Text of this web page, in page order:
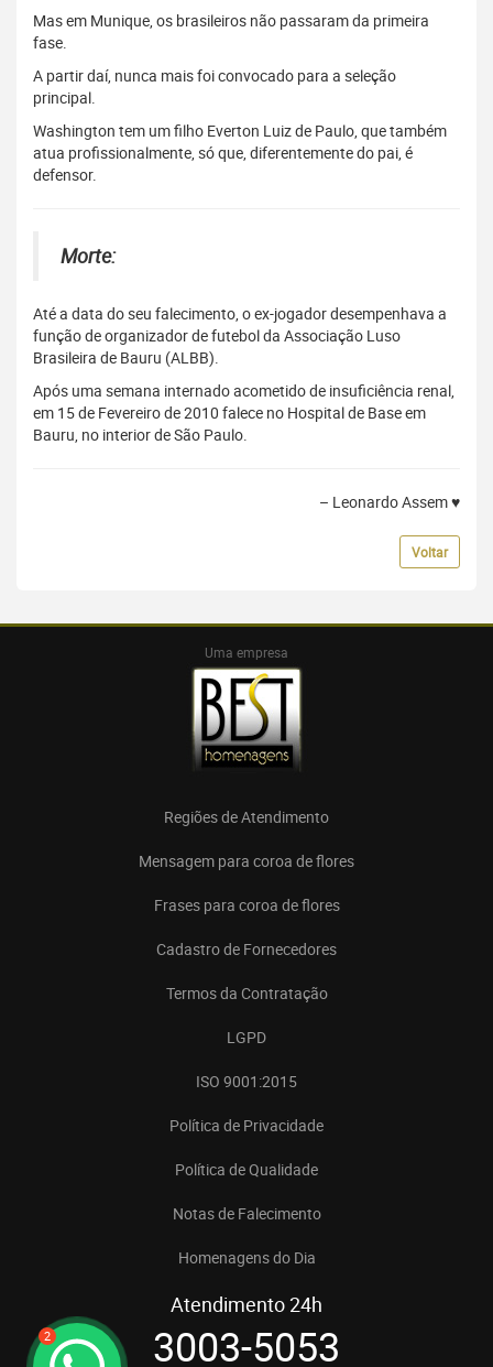
2
Mas em Munique, os brasileiros não passaram da primeira
fase.
A partir daí, nunca mais foi convocado para a seleção
principal.
Washington tem um filho Everton Luiz de Paulo, que também
atua profissionalmente, só que, diferentemente do pai, é
defensor.
Morte:
Até a data do seu falecimento, o ex-jogador desempenhava a
função de organizador de futebol da Associação Luso
Brasileira de Bauru (ALBB).
Após uma semana internado acometido de insuficiência renal,
em 15 de Fevereiro de 2010 falece no Hospital de Base em
Bauru, no interior de São Paulo.
– Leonardo Assem ♥
Voltar
Uma empresa
Regiões de Atendimento
Mensagem para coroa de flores
Frases para coroa de flores
Cadastro de Fornecedores
Termos da Contratação
LGPD
ISO 9001:2015
Política de Privacidade
Política de Qualidade
Notas de Falecimento
Homenagens do Dia
Atendimento 24h
3003-5053